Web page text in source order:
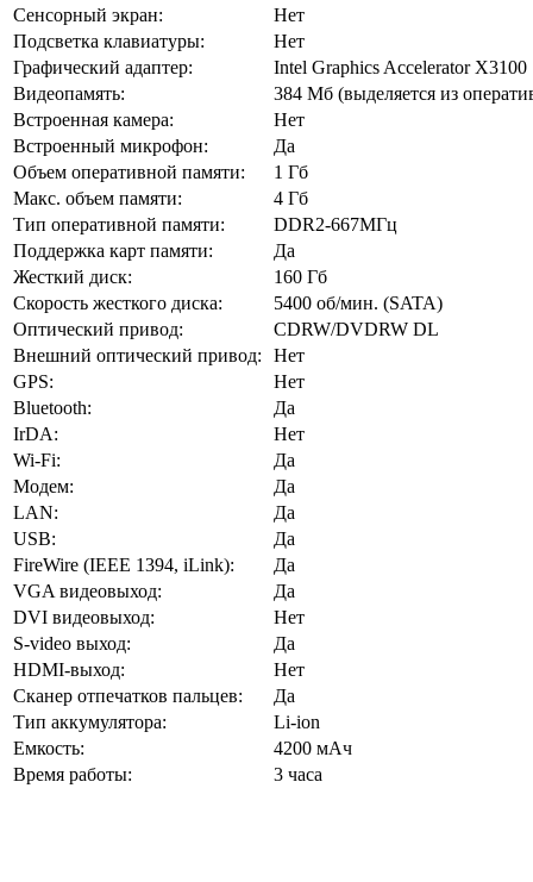
Сенсорный экран:
Нет
Подсветка клавиатуры:
Нет
Графический адаптер:
Intel Graphics Accelerator X3100
Видеопамять:
384 Мб (выделяется из
Встроенная камера:
Нет
Встроенный микрофон:
Да
Объем оперативной памяти:
1 Гб
Макс. объем памяти:
4 Гб
Тип оперативной памяти:
DDR2-667MГц
Поддержка карт памяти:
Да
Жесткий диск:
160 Гб
Скорость жесткого диска:
5400 об/мин. (SATA)
Оптический привод:
CDRW/DVDRW DL
Внешний оптический привод:
Нет
GPS:
Нет
Bluetooth:
Да
IrDA:
Нет
Wi-Fi:
Да
Модем:
Да
LAN:
Да
USB:
Да
FireWire (IEEE 1394, iLink):
Да
VGA видеовыход:
Да
DVI видеовыход:
Нет
S-video выход:
Да
HDMI-выход:
Нет
Сканер отпечатков пальцев:
Да
Тип аккумулятора:
Li-ion
Емкость:
4200 мАч
Время работы:
3 часа